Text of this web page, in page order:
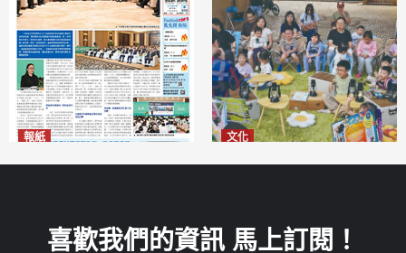
報紙 文化
喜歡我們的資訊 馬上訂閱！